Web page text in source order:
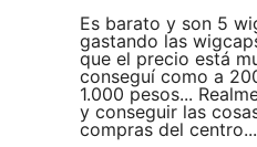
Es barato y son 5
gastando las
que el precio está
conseguí como a
1.000 pesos...
y conseguir las
compras del